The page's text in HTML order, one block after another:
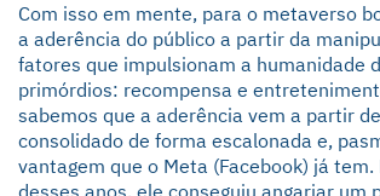
Com isso em mente, para o metaverso
a aderência do público a partir da
fatores que impulsionam a humanidade
primórdios: recompensa e
sabemos que a aderência vem a partir
consolidado de forma escalonada e,
vantagem que o Meta (Facebook) já
desses anos, ele conseguiu angariar um